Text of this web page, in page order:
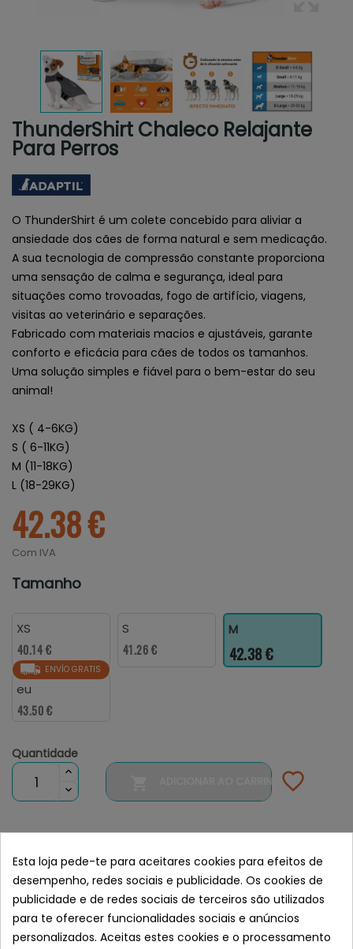
ThunderShirt Chaleco Relajante
Para Perros
O ThunderShirt é um colete concebido para aliviar a
ansiedade dos cães de forma natural e sem medicação.
A sua tecnologia de compressão constante proporciona
uma sensação de calma e segurança, ideal para
situações como trovoadas, fogo de artifício, viagens,
visitas ao veterinário e separações.
Fabricado com materiais macios e ajustáveis, garante
conforto e eficácia para cães de todos os tamanhos.
Uma solução simples e fiável para o bem-estar do seu
animal!
XS ( 4-6KG)
S ( 6-11KG)
M (11-18KG)
L (18-29KG)
42.38 €
Com IVA
Tamanho
XS
40.14 €
S
41.26 €
M
42.38 €
ENVÍO GRATIS
eu
43.50 €
Quantidade
ADICIONAR AO CARRINHO
 Actualmente no disponemos de este producto
Indicanos tu email y te notificaremos cuando este
disponible
Esta loja pede-te para aceitares cookies para efeitos de
desempenho, redes sociais e publicidade. Os cookies de
publicidade e de redes sociais de terceiros são utilizados
para te oferecer funcionalidades sociais e anúncios
personalizados. Aceitas estes cookies e o processamento